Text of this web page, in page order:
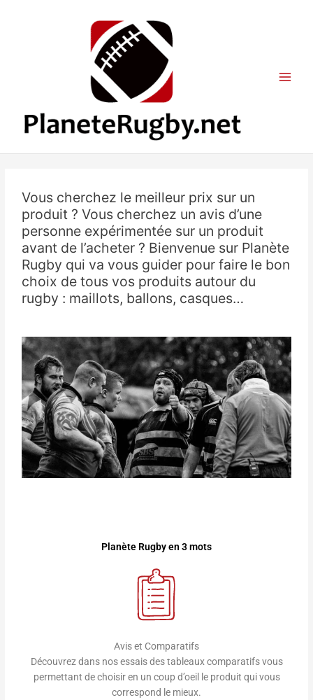
Vous cherchez le meilleur prix sur un
produit ? Vous cherchez un avis d’une
personne expérimentée sur un produit
avant de l’acheter ? Bienvenue sur Planète
Rugby qui va vous guider pour faire le bon
choix de tous vos produits autour du
rugby : maillots, ballons, casques…
Planète Rugby en 3 mots
Avis et Comparatifs
Découvrez dans nos essais des tableaux comparatifs vous
permettant de choisir en un coup d’oeil le produit qui vous
correspond le mieux.